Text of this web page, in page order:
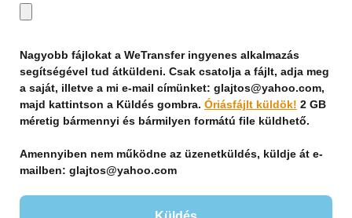
Nagyobb fájlokat a WeTransfer ingyenes alkalmazás
segítségével tud átküldeni. Csak csatolja a fájlt, adja meg
a saját, illetve a mi e-mail címünket: glajtos@yahoo.com,
majd kattintson a Küldés gombra. Óriásfájlt küldök! 2 GB
méretig bármennyi és bármilyen formátú file küldhető.
Amennyiben nem működne az üzenetküldés, küldje át e-
mailben: glajtos@yahoo.com